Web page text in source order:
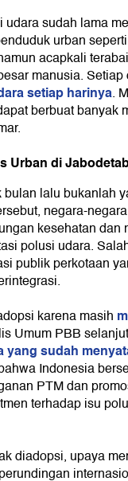
sudah lama
urban
acapkali
manusia.
setiap harinya.
berbuat banyak
Urban di
lalu bukanlah
negara-
kesehatan dan
polusi udara.
publik perkotaan
karena masih
Umum PBB
yang sudah
Indonesia
PTM dan
terhadap isu
diadopsi, upaya